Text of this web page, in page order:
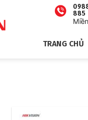
885
TRANG CHỦ